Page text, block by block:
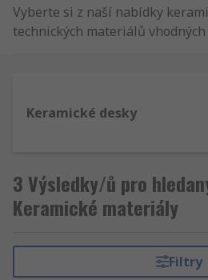
Vyberte si z naší nabídky
technických materiálů
Keramické desky
3 Výsledky/ů pro
Keramické materiály
Filtry